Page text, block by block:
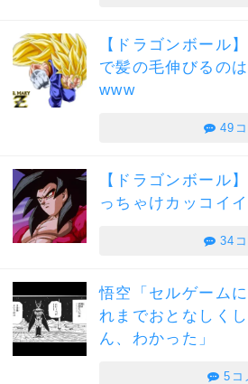
【ドラゴンボール
で髪の毛伸びるの
www
49
【ドラゴンボール
っちゃけカッコイ
34
悟空「セルゲーム
れまでおとなしく
ん、わかった」
5コ